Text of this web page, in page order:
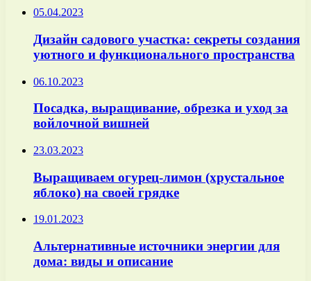
05.04.2023
Дизайн садового участка: секреты создания
уютного и функционального пространства
06.10.2023
Посадка, выращивание, обрезка и уход за
войлочной вишней
23.03.2023
Выращиваем огурец-лимон (хрустальное
яблоко) на своей грядке
19.01.2023
Альтернативные источники энергии для
дома: виды и описание